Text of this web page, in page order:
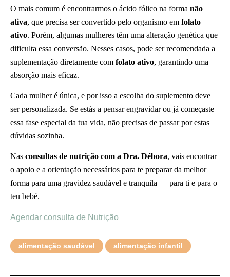
O mais comum é encontrarmos o ácido fólico na forma não
ativa, que precisa ser convertido pelo organismo em folato
ativo. Porém, algumas mulheres têm uma alteração genética que
dificulta essa conversão. Nesses casos, pode ser recomendada a
suplementação diretamente com folato ativo, garantindo uma
absorção mais eficaz.
Cada mulher é única, e por isso a escolha do suplemento deve
ser personalizada. Se estás a pensar engravidar ou já começaste
essa fase especial da tua vida, não precisas de passar por estas
dúvidas sozinha.
Nas consultas de nutrição com a Dra. Débora, vais encontrar
o apoio e a orientação necessários para te preparar da melhor
forma para uma gravidez saudável e tranquila — para ti e para o
teu bebé.
Agendar consulta de Nutrição
alimentação saudável alimentação infantil